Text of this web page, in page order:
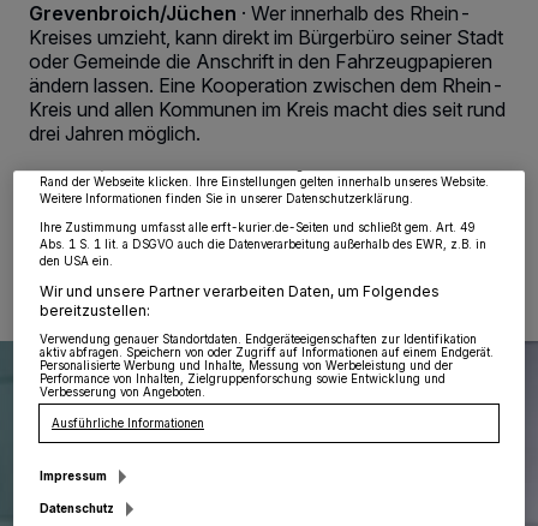
Grevenbroich/Jüchen · Wer innerhalb des Rhein-
Kreises umzieht, kann direkt im Bürgerbüro seiner Stadt
oder Gemeinde die Anschrift in den Fahrzeugpapieren
ändern lassen. Eine Kooperation zwischen dem Rhein-
Kreis und allen Kommunen im Kreis macht dies seit rund
drei Jahren möglich.
02.01.2023 , 00:53 Uhr 2 Minuten Lesezeit
Wir und unsere218 -Partner speichern und greifen auf personenbezogene Daten
wie Browserdaten oder eindeutige Kennungen auf Ihrem Gerät zu. Durch Auswahl
von OK aktivieren Sie Tracking-Technologien für die unter „Wir und unsere
Partner verarbeiten Daten, um Ihnen Dienste bereitzustellen“ aufgeführten
Zwecke. Wenn Tracker deaktiviert sind, sind manche Inhalte und Anzeigen
möglicherweise nicht mehr so relevant für Sie. Sie können dieses Menü jederzeit
Rand der Webseite klicken. Ihre Einstellungen gelten innerhalb unseres Website.
Weitere Informationen finden Sie in unserer Datenschutzerklärung.
Ihre Zustimmung umfasst alle erft-kurier.de-Seiten und schließt gem. Art. 49
Abs. 1 S. 1 lit. a DSGVO auch die Datenverarbeitung außerhalb des EWR, z.B. in
den USA ein.
Wir und unsere Partner verarbeiten Daten, um Folgendes
bereitzustellen:
Verwendung genauer Standortdaten. Endgeräteeigenschaften zur Identifikation
aktiv abfragen. Speichern von oder Zugriff auf Informationen auf einem Endgerät.
Personalisierte Werbung und Inhalte, Messung von Werbeleistung und der
Performance von Inhalten, Zielgruppenforschung sowie Entwicklung und
Verbesserung von Angeboten.
Ausführliche Informationen
Impressum
Datenschutz